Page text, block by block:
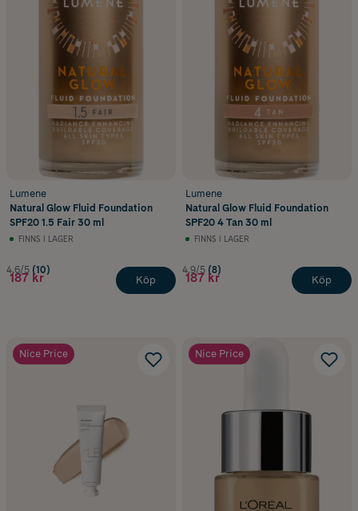
Lumene
Natural Glow Fluid Foundation
SPF20 1.5 Fair 30 ml
FINNS I LAGER
4.6/5 (10)
187 kr Köp
Lumene
Natural Glow Fluid Foundation
SPF20 4 Tan 30 ml
FINNS I LAGER
4.9/5 (8)
187 kr Köp
Nice Price Nice Price